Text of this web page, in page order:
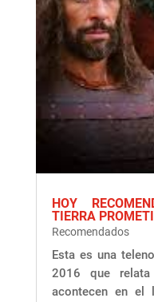
HOY
TIERRA
Recomendados
Esta es una
2016 que
acontecen en el